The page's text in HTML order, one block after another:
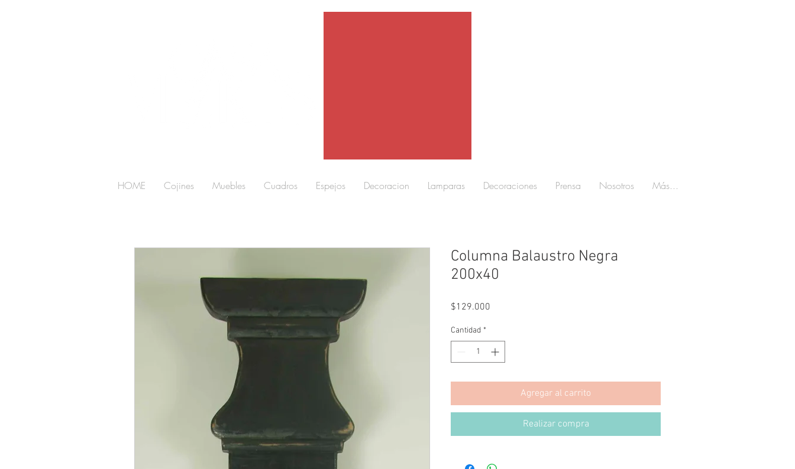
HOME Cojines Muebles Cuadros Espejos Decoracion Lamparas Decoraciones Prensa Nosotros Más...
Columna Balaustro Negra
200x40
$129.000
Cantidad *
Agregar al carrito
Realizar compra